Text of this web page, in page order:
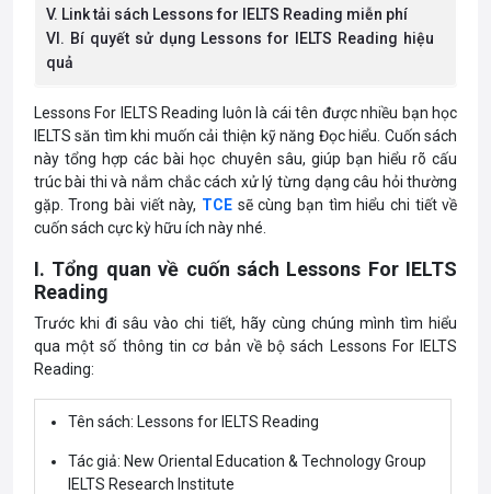
V. Link tải sách Lessons for IELTS Reading miễn phí
VI. Bí quyết sử dụng Lessons for IELTS Reading hiệu
quả
Lessons For IELTS Reading luôn là cái tên được nhiều bạn học
IELTS săn tìm khi muốn cải thiện kỹ năng Đọc hiểu. Cuốn sách
này tổng hợp các bài học chuyên sâu, giúp bạn hiểu rõ cấu
trúc bài thi và nắm chắc cách xử lý từng dạng câu hỏi thường
gặp. Trong bài viết này, TCE sẽ cùng bạn tìm hiểu chi tiết về
cuốn sách cực kỳ hữu ích này nhé.
I. Tổng quan về cuốn sách Lessons For IELTS
Reading
Trước khi đi sâu vào chi tiết, hãy cùng chúng mình tìm hiểu
qua một số thông tin cơ bản về bộ sách Lessons For IELTS
Reading:
Tên sách: Lessons for IELTS Reading
Tác giả: New Oriental Education & Technology Group
IELTS Research Institute